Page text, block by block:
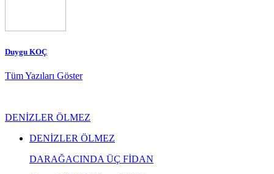
Duygu KOÇ
Tüm Yazıları Göster
DENİZLER ÖLMEZ
DENİZLER ÖLMEZ
DARAĞACINDA ÜÇ FİDAN